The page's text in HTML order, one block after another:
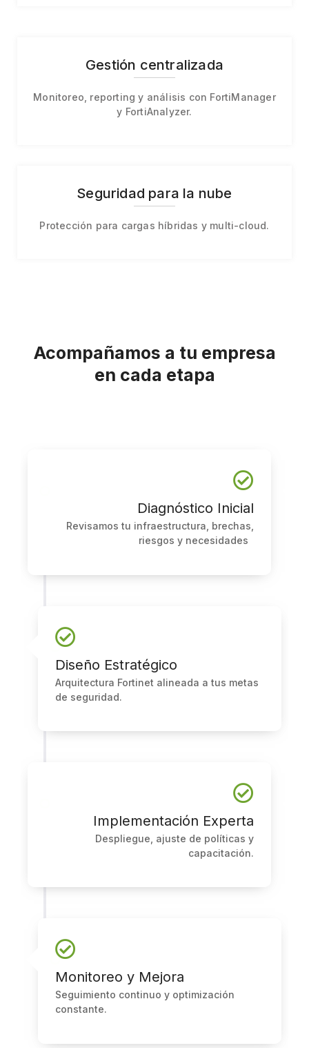
Gestión centralizada
Monitoreo, reporting y análisis con FortiManager
y FortiAnalyzer.
Seguridad para la nube
Protección para cargas híbridas y multi-cloud.
Acompañamos a tu empresa
en cada etapa
Diagnóstico Inicial
Revisamos tu infraestructura, brechas,
riesgos y necesidades
Diseño Estratégico
Arquitectura Fortinet alineada a tus metas
de seguridad.
Implementación Experta
Despliegue, ajuste de políticas y
capacitación.
Monitoreo y Mejora
Seguimiento continuo y optimización
constante.